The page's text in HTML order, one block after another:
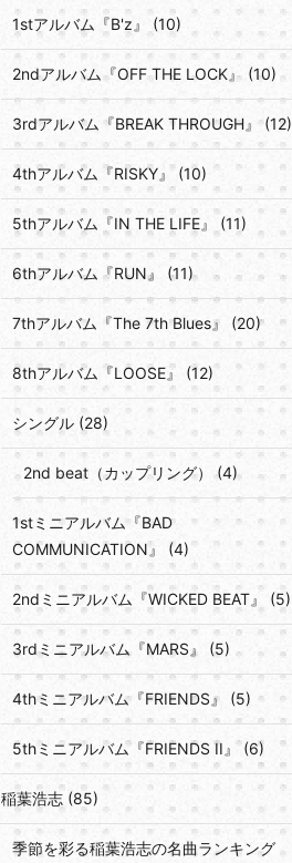
1stアルバム『B'z』 (10)
2ndアルバム『OFF THE LOCK』 (10)
3rdアルバム『BREAK THROUGH』 (12)
4thアルバム『RISKY』 (10)
5thアルバム『IN THE LIFE』 (11)
6thアルバム『RUN』 (11)
7thアルバム『The 7th Blues』 (20)
8thアルバム『LOOSE』 (12)
シングル (28)
2nd beat（カップリング） (4)
1stミニアルバム『BAD
COMMUNICATION』 (4)
2ndミニアルバム『WICKED BEAT』 (5)
3rdミニアルバム『MARS』 (5)
4thミニアルバム『FRIENDS』 (5)
5thミニアルバム『FRIENDS II』 (6)
稲葉浩志 (85)
季節を彩る稲葉浩志の名曲ランキング